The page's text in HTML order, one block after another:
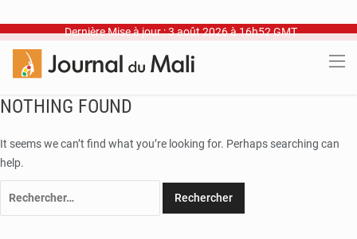
Dernière Mise à jour : 3 août 2026 à 16h52 GMT
NOTHING FOUND
It seems we can’t find what you’re looking for. Perhaps searching can
help.